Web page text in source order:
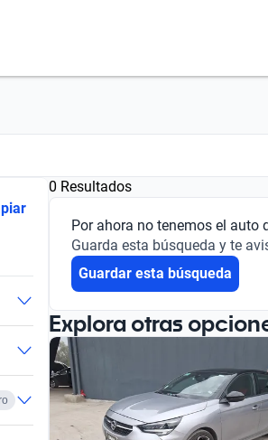
0 Resultados
Por ahora no tenemos el auto
Guarda esta búsqueda y te
Guardar esta búsqueda
Explora otras